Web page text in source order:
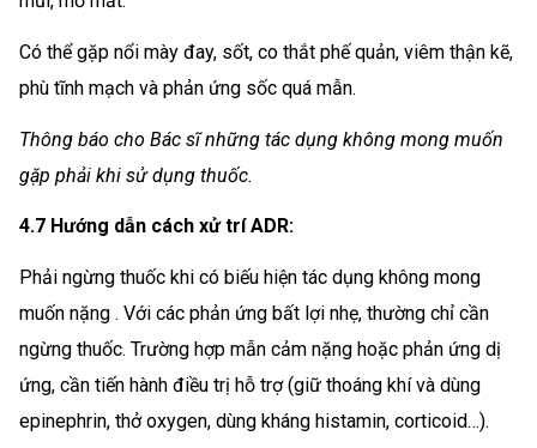
Có thể gặp nổi mày đay, sốt, co thắt phế quản, viêm thận kẽ,
phù tĩnh mạch và phản ứng sốc quá mẫn.
Thông báo cho Bác sĩ những tác dụng không mong muốn
gặp phải khi sử dụng thuốc.
4.7 Hướng dẫn cách xử trí ADR:
Phải ngừng thuốc khi có biếu hiện tác dụng không mong
muốn nặng . Với các phản ứng bất lợi nhẹ, thường chỉ cần
ngừng thuốc. Trường hợp mẫn cảm nặng hoặc phản ứng dị
ứng, cần tiến hành điều trị hỗ trợ (giữ thoáng khí và dùng
epinephrin, thở oxygen, dùng kháng histamin, corticoid…).